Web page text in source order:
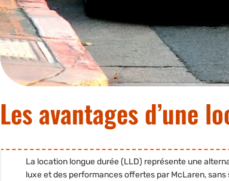
Les avantages d’une
La location longue durée(LLD) représente une
luxe et des performances offertes parMcLaren,